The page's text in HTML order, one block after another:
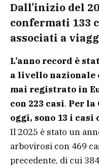
Dall’inizio del
confermati 133
associati a
L’anno record è
a livello nazionale
mai registrato in
con 223 casi. Per la
oggi, sono 13 i
Il 2025 è stato un
arbovirosi con 469
precedente, di cui